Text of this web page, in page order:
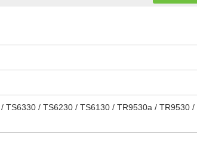
TS6330 / TS6230 / TS6130 / TR9530a / TR9530